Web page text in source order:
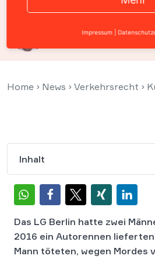
Home › News › Verkehrsrecht ›
Inhalt
Das LG Berlin hatte zwei
2016 ein Autorennen
Mann töteten, wegen Mordes
Impressum